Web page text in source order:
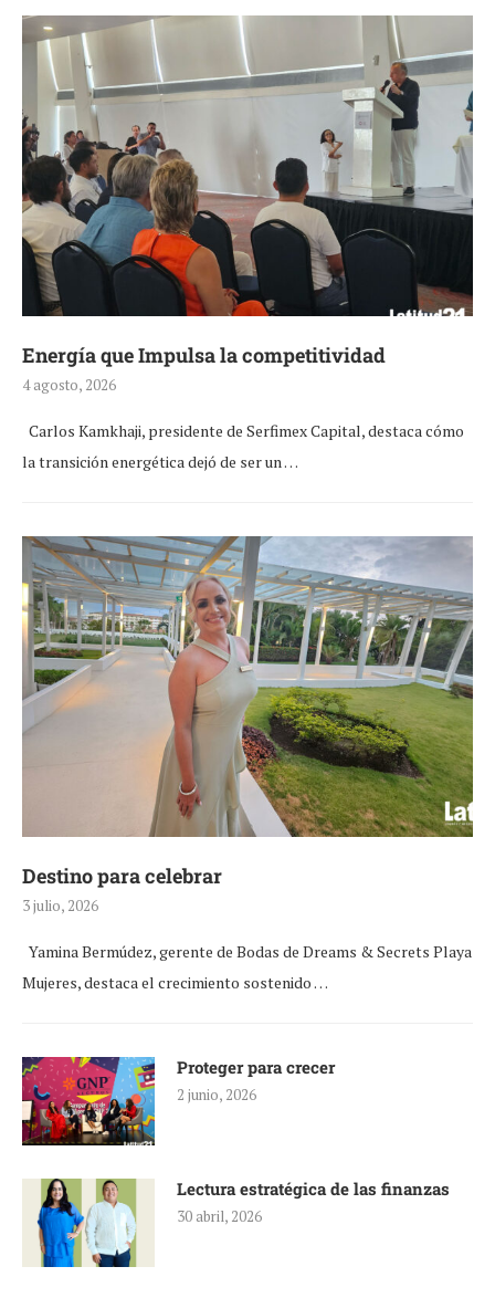
Energía que Impulsa la competitividad
4 agosto, 2026
Carlos Kamkhaji, presidente de Serfimex Capital, destaca cómo
la transición energética dejó de ser un …
Destino para celebrar
3 julio, 2026
Yamina Bermúdez, gerente de Bodas de Dreams & Secrets Playa
Mujeres, destaca el crecimiento sostenido …
Proteger para crecer
2 junio, 2026
Lectura estratégica de las finanzas
30 abril, 2026